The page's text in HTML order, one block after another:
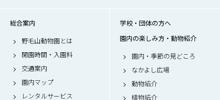
総合案内
野毛山動物園とは
開園時間・入園料
交通案内
園内マップ
レンタルサービス
学校・団体の方へ
園内の楽しみ方・動物紹介
園内・季節の見どころ
なかよし広場
動物紹介
植物紹介